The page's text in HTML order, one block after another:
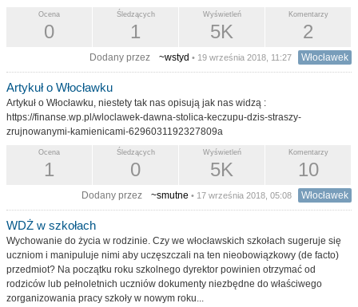
Komentarzy
2
Wyświetleń
5K
Śledzących
1
Ocena
0
Dodany przez ~wstyd • 19 września 2018, 11:27 Włocławek
Artykuł o Włocławku
Artykuł o Włocławku, niestety tak nas opisują jak nas widzą :
https://finanse.wp.pl/wloclawek-dawna-stolica-keczupu-dzis-straszy-
zrujnowanymi-kamienicami-6296031192327809a
Komentarzy
10
Wyświetleń
5K
Śledzących
0
Ocena
1
Dodany przez ~smutne • 17 września 2018, 05:08 Włocławek
WDŻ w szkołach
Wychowanie do życia w rodzinie. Czy we włocławskich szkołach sugeruje się
uczniom i manipuluje nimi aby uczęszczali na ten nieobowiązkowy (de facto)
przedmiot? Na początku roku szkolnego dyrektor powinien otrzymać od
rodziców lub pełnoletnich uczniów dokumenty niezbędne do właściwego
zorganizowania pracy szkoły w nowym roku...